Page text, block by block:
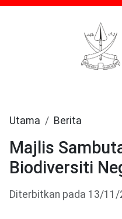
Utama Berita
Majlis
Biodiversiti
Diterbitkan pada 13/11/